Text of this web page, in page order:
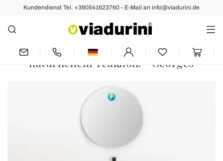
Kundendienst Tel. +390541623760 - E-Mail an info@viadurini.de
Zurück Vorher Nächste
Badezimmermöbel-Komposition mit
Schrank und Waschbecken aus
natürlichem Teakholz - Georges